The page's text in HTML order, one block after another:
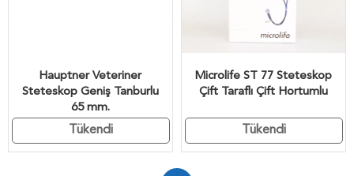
Tükendi
Hauptner Veteriner
Steteskop Geniş Tanburlu
65 mm.
Tükendi
Microlife ST 77 Steteskop
Çift Taraflı Çift Hortumlu